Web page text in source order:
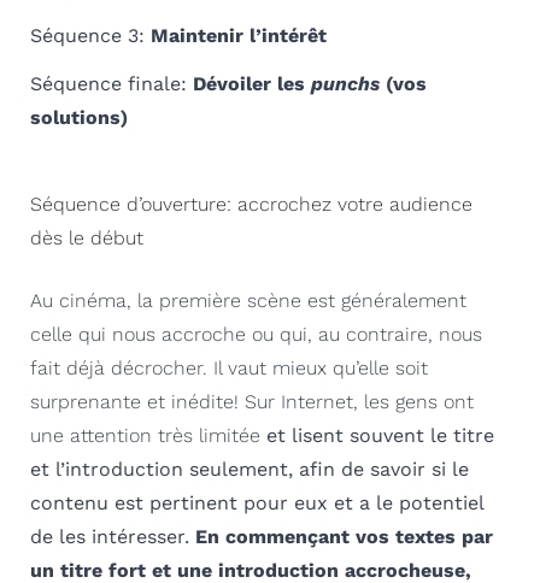
Séquence 3: Maintenir l’intérêt
Séquence finale: Dévoiler les punchs (vos
solutions)
Séquence d’ouverture: accrochez votre audience
dès le début
Au cinéma, la première scène est généralement
celle qui nous accroche ou qui, au contraire, nous
fait déjà décrocher. Il vaut mieux qu’elle soit
surprenante et inédite! Sur Internet, les gens ont
une attention très limitée et lisent souvent le titre
et l’introduction seulement, afin de savoir si le
contenu est pertinent pour eux et a le potentiel
de les intéresser. En commençant vos textes par
un titre fort et une introduction accrocheuse,